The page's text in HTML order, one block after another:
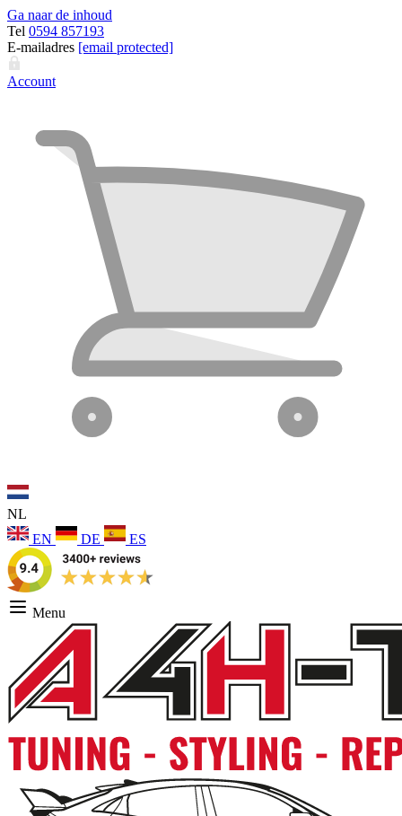
Ga naar de inhoud
Tel 0594 857193
E-mailadres [email protected]
Account
NL
EN
DE ES
Menu